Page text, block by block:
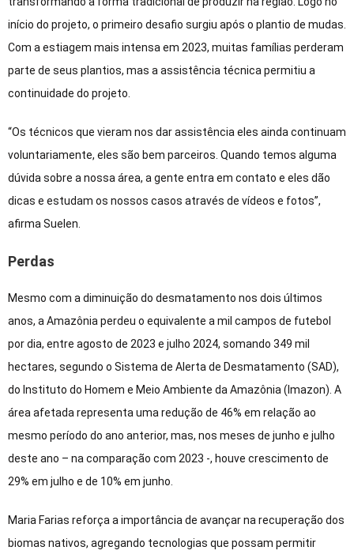
início do projeto, o primeiro desafio surgiu após o plantio de mudas.
Com a estiagem mais intensa em 2023, muitas famílias perderam
parte de seus plantios, mas a assistência técnica permitiu a
continuidade do projeto.
“Os técnicos que vieram nos dar assistência eles ainda continuam
voluntariamente, eles são bem parceiros. Quando temos alguma
dúvida sobre a nossa área, a gente entra em contato e eles dão
dicas e estudam os nossos casos através de vídeos e fotos”,
afirma Suelen.
Perdas
Mesmo com a diminuição do desmatamento nos dois últimos
anos, a Amazônia perdeu o equivalente a mil campos de futebol
por dia, entre agosto de 2023 e julho 2024, somando 349 mil
hectares, segundo o Sistema de Alerta de Desmatamento (SAD),
do Instituto do Homem e Meio Ambiente da Amazônia (Imazon). A
área afetada representa uma redução de 46% em relação ao
mesmo período do ano anterior, mas, nos meses de junho e julho
deste ano – na comparação com 2023 -, houve crescimento de
29% em julho e de 10% em junho.
Maria Farias reforça a importância de avançar na recuperação dos
biomas nativos, agregando tecnologias que possam permitir